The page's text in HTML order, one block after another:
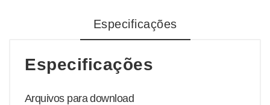
Especificações
Especificações
Arquivos para download